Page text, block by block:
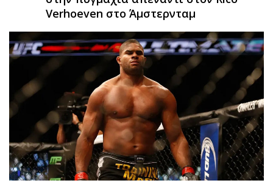
Verhoeven στο Άμστερνταμ